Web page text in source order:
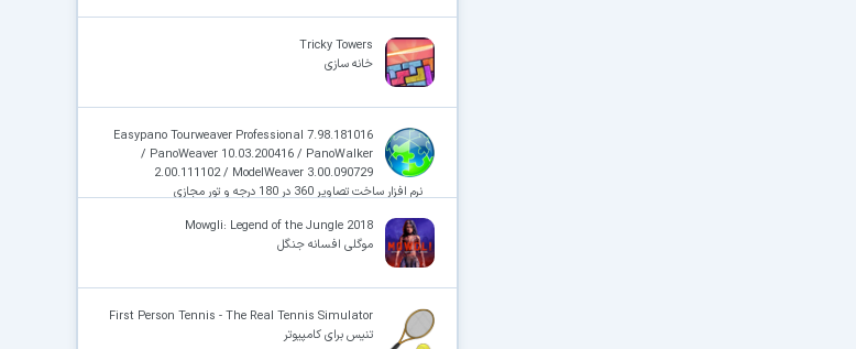
Tricky Towers
خانه سازی
Easypano Tourweaver Professional 7.98.181016
/ PanoWeaver 10.03.200416 / PanoWalker
2.00.111102 / ModelWeaver 3.00.090729
نرم افزار ساخت تصاویر 360 در 180 درجه و تور مجازی
Mowgli: Legend of the Jungle 2018
موگلی افسانه جنگل
First Person Tennis - The Real Tennis Simulator
تنیس برای کامپیوتر